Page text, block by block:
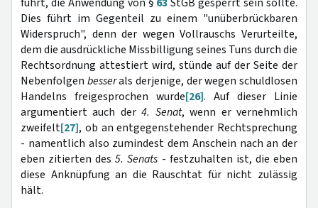
Dies führt im Gegenteil zu einem "unüberbrückbaren
Widerspruch", denn der wegen Vollrauschs Verurteilte,
dem die ausdrückliche Missbilligung seines Tuns durch die
Rechtsordnung attestiert wird, stünde auf der Seite der
Nebenfolgen besserals derjenige, der wegen schuldlosen
Handelns freigesprochen wurde[26]. Auf dieser Linie
argumentiert auch der4. Senat, wenn er vernehmlich
zweifelt[27], ob an entgegenstehender Rechtsprechung
- namentlich also zumindest dem Anschein nach an der
eben zitierten des5. Senats - festzuhalten ist, die eben
diese Anknüpfung an die Rauschtat für nicht zulässig
hält.